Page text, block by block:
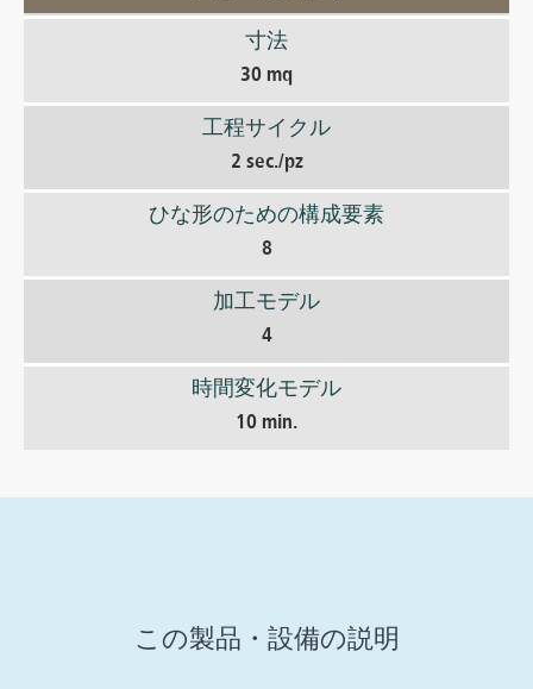
寸法
30 mq
工程サイクル
2 sec./pz
ひな形のための構成要素
8
加工モデル
4
時間変化モデル
10 min.
この製品・設備の説明